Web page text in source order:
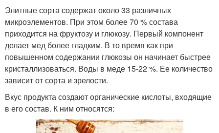
Элитные сорта содержат около 33 различных
микроэлементов. При этом более 70 % состава
приходится на фруктозу и глюкозу. Первый компонент
делает мед более гладким. В то время как при
повышенном содержании глюкозы он начинает быстрее
кристаллизоваться. Воды в меде 15-22 %. Ее количество
зависит от сорта и зрелости.
Вкус продукта создают органические кислоты, входящие
в его состав. К ним относятся: